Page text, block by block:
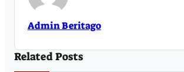
Admin Beritago
Related Posts